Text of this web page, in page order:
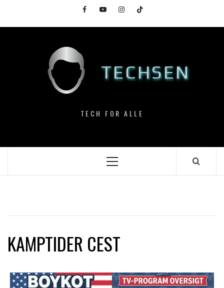
content
FacebookYouTubeInstagramTikTok
TECHSEN
TECH FOR ALLE
Primary
KAMPTIDER CEST